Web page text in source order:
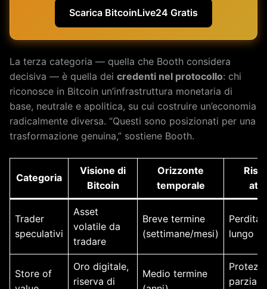
Scarica BitcoinLive24 Gratis
La terza categoria — quella che Booth considera
decisiva — è quella dei credenti nel protocollo: chi
riconosce in Bitcoin un’infrastruttura monetaria di
base, neutrale e apolitica, su cui costruire un’economia
radicalmente diversa. “Questi sono posizionati per una
trasformazione genuina,” sostiene Booth.
Categoria
Visione di
Bitcoin
Orizzonte
temporale
Trader
speculativi
Asset
volatile da
tradare
Breve termine
(settimane/mesi)
Perdita
lungo
Store of
Oro digitale,
riserva di
Medio termine
parziale